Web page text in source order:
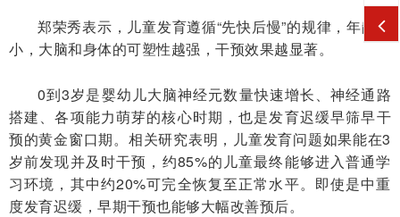
郑荣秀表示，儿童发育遵循“先快后慢”的规律，年龄越
小，大脑和身体的可塑性越强，干预效果越显著。
0到3岁是婴幼儿大脑神经元数量快速增长、神经通路
搭建、各项能力萌芽的核心时期，也是发育迟缓早筛早干
预的黄金窗口期。相关研究表明，儿童发育问题如果能在3
岁前发现并及时干预，约85%的儿童最终能够进入普通学
习环境，其中约20%可完全恢复至正常水平。即使是中重
度发育迟缓，早期干预也能够大幅改善预后。